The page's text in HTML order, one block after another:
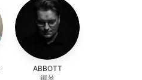
ABBOTT
鋼琴